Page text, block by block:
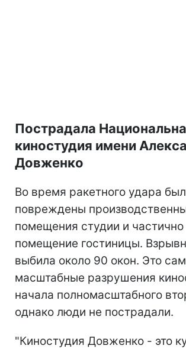
Пострадала
киностудия имени
Довженко
Во время ракетного удара
повреждены
помещения студии и
помещение гостиницы.
выбила около 90 окон. Это
масштабные разрушения
начала полномасштабного
однако люди не пострадали.
"Киностудия Довженко - это